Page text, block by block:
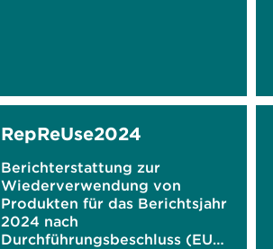
RepReUse2024
Berichterstattung zur
Wiederverwendung von
Produkten für das Berichtsjahr
2024 nach
Durchführungsbeschluss (EU)